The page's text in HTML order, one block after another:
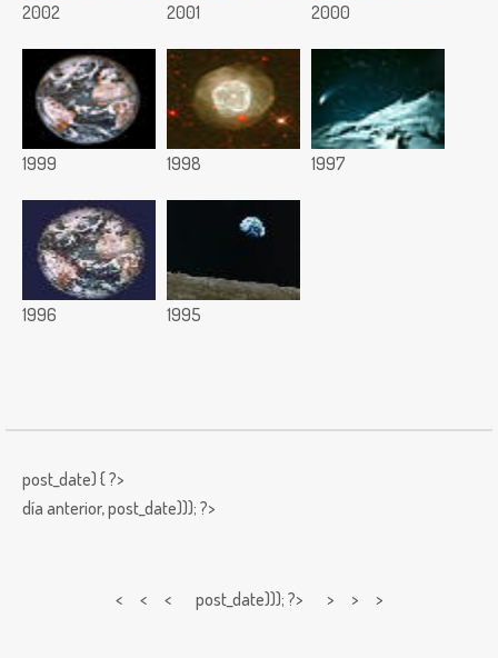
2002 2001 2000
1999 1998 1997
1996 1995
post_date) { ?>
día anterior,post_date))); ?>
< < < post_date))); ?> > > >